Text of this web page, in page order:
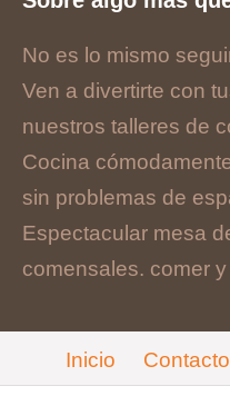
No es lo mismo
Ven a divertirte con
nuestros talleres de
Cocina
sin problemas de
Espectacular mesa
comensales. comer
Inicio Contacto